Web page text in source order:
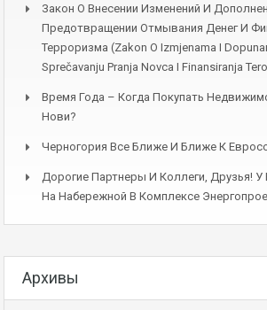
Закон О Внесении Изменений И
Предотвращении Отмывания Денег И
Терроризма (Zakon O Izmjenama I
Sprečavanju Pranja Novca I Finansiranja
Время Года – Когда Покупать
Нови?
Черногория Все Ближе И Ближе К
Дорогие Партнеры И Коллеги, Друзья!
На Набережной В Комплексе
Архивы